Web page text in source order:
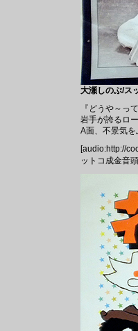
大瀬しのぶ/ス
『どうや～っ
岩手が誇るロ
A面、不景気
[audio:http://
ットコ成金音